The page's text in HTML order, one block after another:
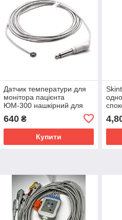
Датчик температури для
монітора пацієнта
ЮМ-300 нашкірний для
(неонотальний)
640₴
Купити